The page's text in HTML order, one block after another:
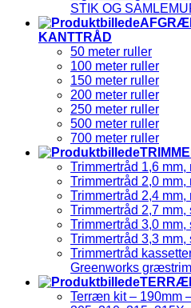
STIK OG
KANTTRÅD
50 meter ruller
100 meter ruller
150 meter ruller
200 meter ruller
250 meter ruller
500 meter ruller
700 meter ruller
Trimmertråd 1,6
Trimmertråd 2,0 mm,
Trimmertråd 2,4 mm,
Trimmertråd 2,7
Trimmertråd 3,0
Trimmertråd 3,3
Trimmertråd
Greenworks
Terræn kit – 190mm